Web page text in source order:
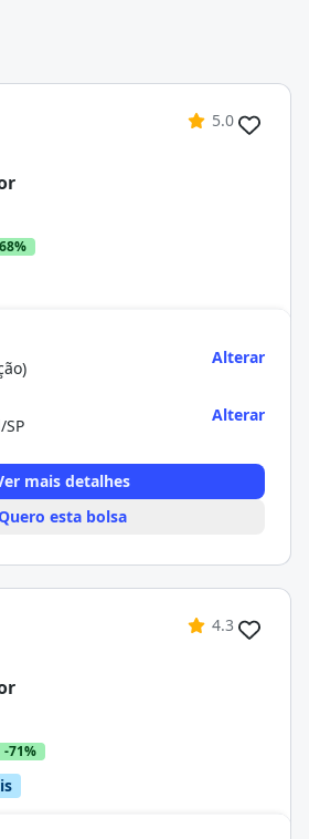
5.0
Alterar
Alterar
mais detalhes
esta bolsa
4.3
-71%